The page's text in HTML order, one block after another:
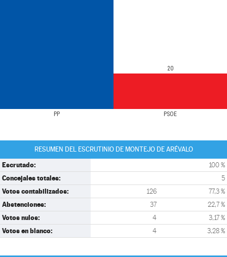
PP PSOE
20
RESUMEN DEL ESCRUTINIO DE MONTEJO DE ARÉVALO
Escrutado: 100 %
Concejales totales: 5
Votos contabilizados: 126 77,3 %
Abstenciones: 37 22,7 %
Votos nulos: 4 3,17 %
Votos en blanco: 4 3,28 %